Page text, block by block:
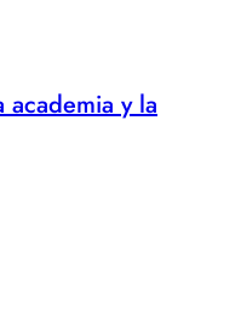
academia y la